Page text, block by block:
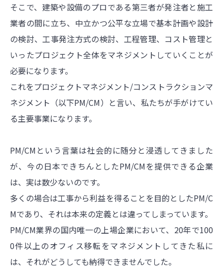
そこで、建築や設備のプロである第三者が発注者と施工
業者の間に立ち、中立かつ公平な立場で基本計画や設計
の検討、工事発注方式の検討、工程管理、コスト管理と
いったプロジェクト全体をマネジメントしていくことが
必要になります。
これをプロジェクトマネジメント/コンストラクションマ
ネジメント（以下PM/CM）と言い、私たちが手がけてい
る主要事業になります。
PM/CMという言葉は社会的に随分と浸透してきました
が、今の日本できちんとしたPM/CMを提供できる企業
は、実は数少ないのです。
多くの場合は工事から利益を得ることを目的としたPM/C
Mであり、それは本来の定義とは違ってしまっています。
PM/CM業界の国内唯一の上場企業において、20年で100
0件以上のオフィス移転をマネジメントしてきた私に
は、それがどうしても納得できませんでした。